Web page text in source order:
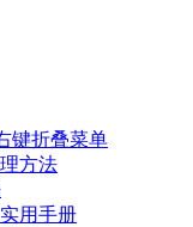
键折叠菜单
方法
用手册